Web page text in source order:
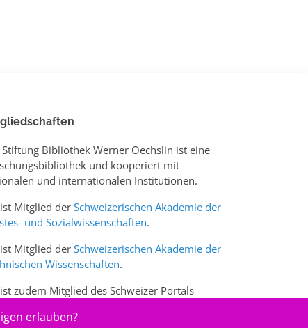
Stiftung Bibliothek Werner Oechslin ist eine
und kooperiert mit
und internationalen Institutionen.
Mitglied derSchweizerischen Akademie der
und Sozialwissenschaften.
Mitglied derSchweizerischen Akademie der
Wissenschaften.
zudem Mitglied des Schweizer Portals
erlauben?